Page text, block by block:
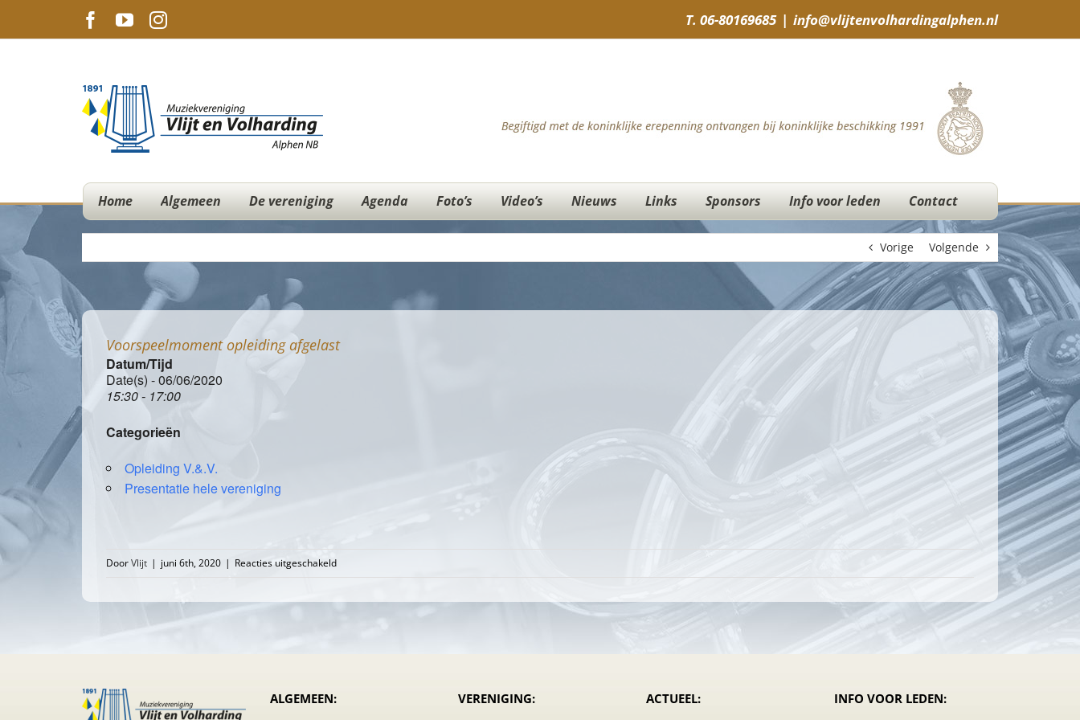
Facebook
YouTubeInstagram T. 06-80169685 | info@vlijtenvolhardingalphen.nl
Home Algemeen De vereniging Agenda Foto’s Video’s Nieuws Links Sponsors Info voor leden Contact
Vorige Volgende
Voorspeelmoment opleiding afgelast
Datum/Tijd
Date(s) - 06/06/2020
15:30 - 17:00
Categorieën
Opleiding V.&.V.
Presentatie hele vereniging
DoorVlijt | juni 6th, 2020 | Reacties uitgeschakeldvoor
opleiding
ALGEMEEN: VERENIGING: ACTUEEL: INFO VOOR LEDEN: